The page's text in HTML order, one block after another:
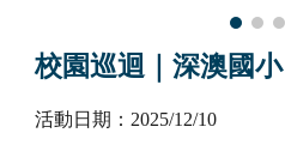
校園巡迴｜深澳國小
活動日期：2025/1 2/10